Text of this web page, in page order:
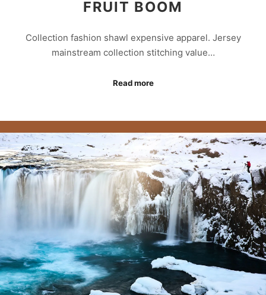
FRUIT BOOM
Collection fashion shawl expensive apparel. Jersey
mainstream collection stitching value…
Read more